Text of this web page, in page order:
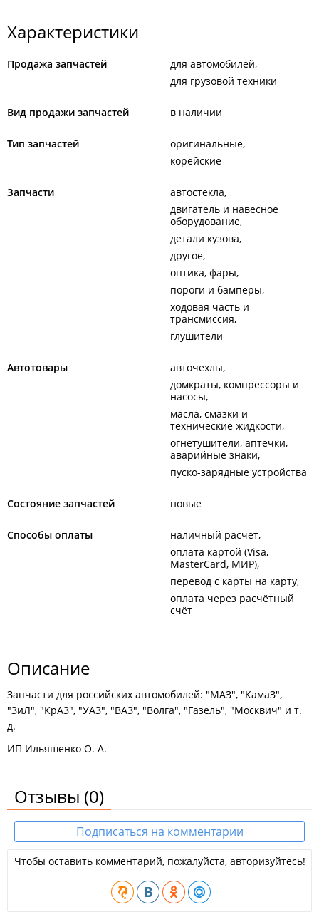
Характеристики
Продажа запчастей
для автомобилей
для грузовой техники
Вид продажи запчастей в наличии
Тип запчастей
оригинальные
корейские
Запчасти
автостекла
двигатель и навесное
оборудование
детали кузова
другое
оптика, фары
пороги и бамперы
ходовая часть и
трансмиссия
глушители
Автотовары
авточехлы
домкраты, компрессоры и
насосы
масла, смазки и
технические жидкости
огнетушители, аптечки,
аварийные знаки
пуско-зарядные устройства
Состояние запчастей новые
Способы оплаты
наличный расчёт
оплата картой (Visa,
MasterCard, МИР)
перевод с карты на карту
оплата через расчётный
счёт
Описание
Запчасти для российских автомобилей: "МАЗ", "КамаЗ",
"ЗиЛ", "КрАЗ", "УАЗ", "ВАЗ", "Волга", "Газель", "Москвич" и т.
д.
ИП Ильяшенко О. А.
Отзывы (0)
Подписаться на комментарии
Чтобы оставить комментарий, пожалуйста, авторизуйтесь!